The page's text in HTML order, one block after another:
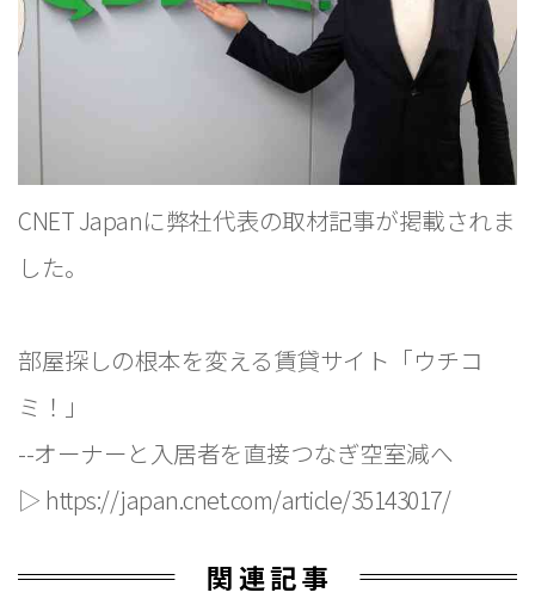
CNET Japanに弊社代表の取材記事が掲載されま
した。
部屋探しの根本を変える賃貸サイト「ウチコ
ミ！」
--オーナーと入居者を直接つなぎ空室減へ
▷ https://japan.cnet.com/article/35143017/
関連記事